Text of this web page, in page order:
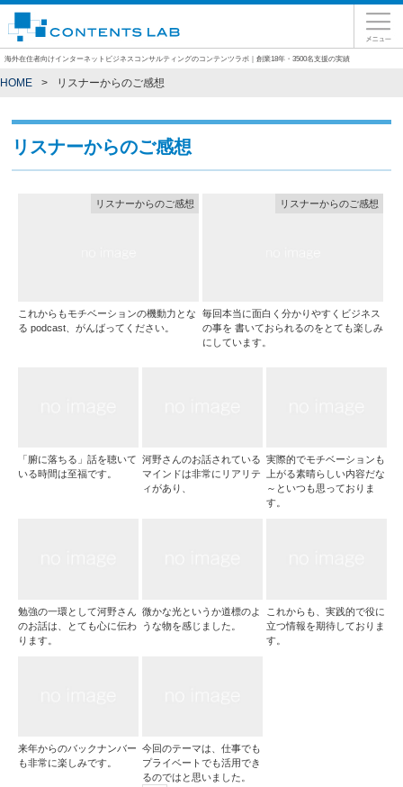
海外在住者向けインターネットビジネスコンサルティングのコンテンツラボ｜創業18年・3500名支援の実績
HOME リスナーからのご感想
リスナーからのご感想
リスナーからのご感想
これからもモチベーションの機動力とな
る podcast、がんばってください。
リスナーからのご感想
毎回本当に面白く分かりやすくビジネス
の事を 書いておられるのをとても楽しみ
にしています。
「腑に落ちる」話を聴いて
いる時間は至福です。
河野さんのお話されている
マインドは非常にリアリテ
ィがあり、
実際的でモチベーションも
上がる素晴らしい内容だな
～といつも思っておりま
す。
勉強の一環として河野さん
のお話は、とても心に伝わ
ります。
微かな光というか道標のよ
うな物を感じました。
これからも、実践的で役に
立つ情報を期待しておりま
す。
来年からのバックナンバー
も非常に楽しみです。
今回のテーマは、仕事でも
プライベートでも活用でき
るのではと思いました。